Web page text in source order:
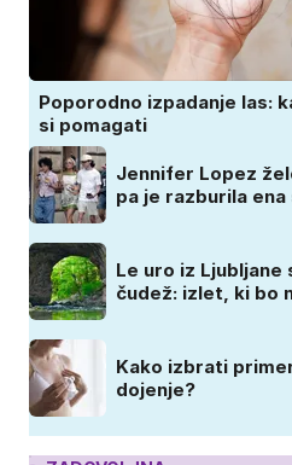
Poporodno izpadanje las:
si pomagati
Jennifer Lopez
pa je razburila
Le uro iz
čudež: izlet, ki bo
Kako izbrati
dojenje?